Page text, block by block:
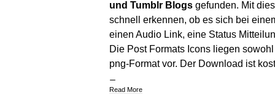
und Tumblr Blogsgefunden. Mit
schnell erkennen, ob es sich bei
einen Audio Link, eine Status
Die Post Formats Icons liegen
png-Format vor. Der Download ist
Read More